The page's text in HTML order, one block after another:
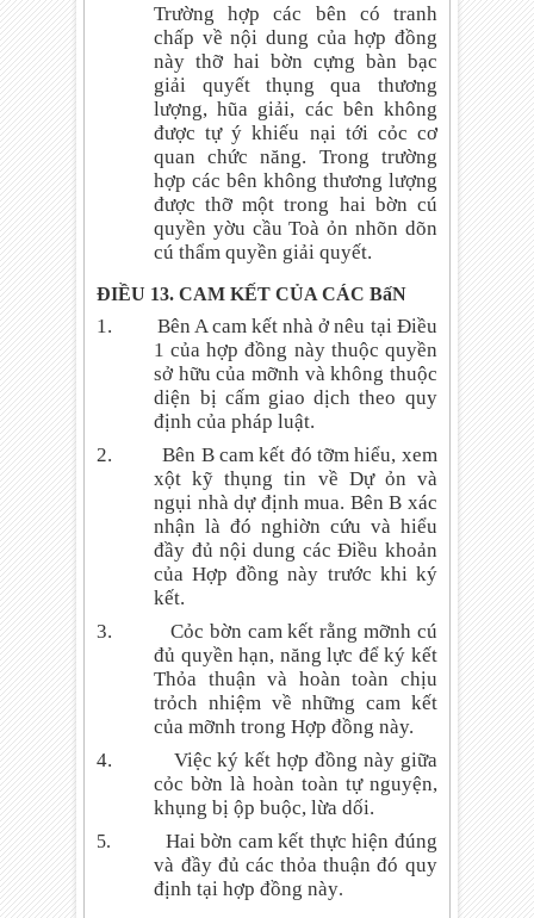
Trường hợp các bên có tranh
chấp về nội dung của hợp đồng
này thỡ hai bờn cựng bàn bạc
giải quyết thụng qua thương
lượng, hũa giải, các bên không
được tự ý khiếu nại tới cỏc cơ
quan chức năng. Trong trường
hợp các bên không thương lượng
được thỡ một trong hai bờn cú
quyền yờu cầu Toà ỏn nhõn dõn
cú thẩm quyền giải quyết.
ĐIỀU 13. CAM KẾT CỦA CÁC BấN
1.
Bên A cam kết nhà ở nêu tại Điều
1 của hợp đồng này thuộc quyền
sở hữu của mỡnh và không thuộc
diện bị cấm giao dịch theo quy
định của pháp luật.
2.
Bên B cam kết đó tỡm hiểu, xem
xột kỹ thụng tin về Dự ỏn và
ngụi nhà dự định mua. Bên B xác
nhận là đó nghiờn cứu và hiểu
đầy đủ nội dung các Điều khoản
của Hợp đồng này trước khi ký
kết.
3.
Cỏc bờn cam kết rằng mỡnh cú
đủ quyền hạn, năng lực để ký kết
Thỏa thuận và hoàn toàn chịu
trỏch nhiệm về những cam kết
của mỡnh trong Hợp đồng này.
4.
Việc ký kết hợp đồng này giữa
cỏc bờn là hoàn toàn tự nguyện,
khụng bị ộp buộc, lừa dối.
5.
Hai bờn cam kết thực hiện đúng
và đầy đủ các thỏa thuận đó quy
định tại hợp đồng này.